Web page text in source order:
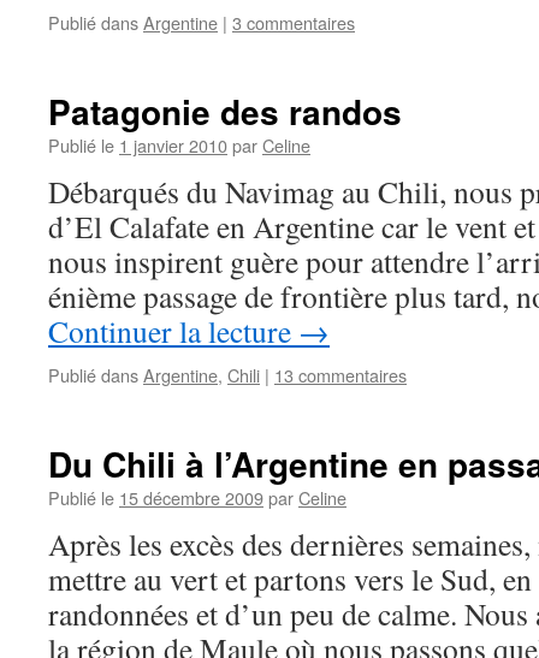
Publié dansArgentine | 3 commentaires
Patagonie des randos
Publié le 1 janvier 2010parCeline
Débarqués du Navimag au Chili, nous
d’El Calafate en Argentine car le vent
nous inspirent guère pour attendre
énième passage de frontière plus tard,
Continuer la lecture →
Publié dansArgentine, Chili | 13 commentaires
Du Chili à l’Argentine en
Publié le 15 décembre 2009parCeline
Après les excès des dernières
mettre au vert et partons vers le Sud,
randonnées et d’un peu de calme.
la région de Maule où nous passons